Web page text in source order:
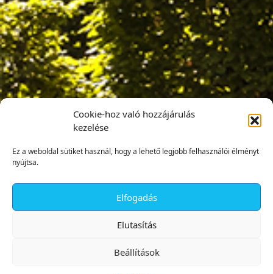
Cookie-hoz való hozzájárulás
kezelése
Ez a weboldal sütiket használ, hogy a lehető legjobb felhasználói élményt
nyújtsa.
Elfogadás
Elutasítás
Beállítások
✕